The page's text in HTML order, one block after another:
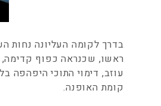
בדרך לקומה העליונה נחות
ראשו, שכנראה כפוף קדימה,
עוזב, דימוי התוכי היפהפה
קומת האופנה.